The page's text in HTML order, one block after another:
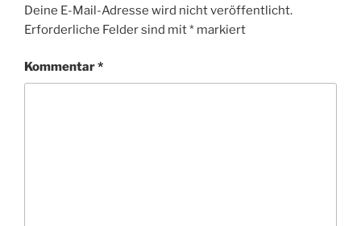
Deine E-Mail-Adresse wird nicht veröffentlicht.
Erforderliche Felder sind mit* markiert
Kommentar*